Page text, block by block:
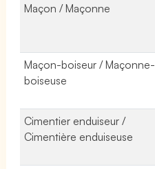
Maçon / Maçonne
Maçon-boiseur / Maçonne-
boiseuse
Cimentier enduiseur /
Cimentière enduiseuse